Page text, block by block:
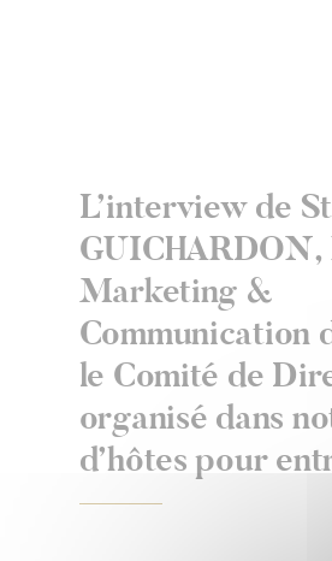
L’interview de
GUICHARDON,
Marketing &
Communication
le Comité de
organisé dans
d’hôtes pour